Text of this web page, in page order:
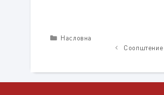
Categories
Насловна